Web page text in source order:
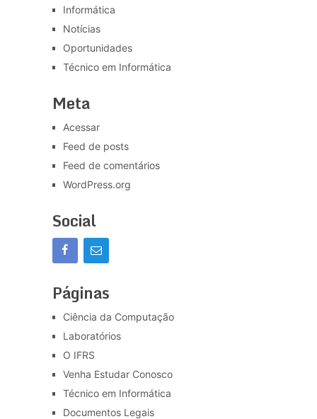
Informática
Notícias
Oportunidades
Técnico em Informática
Meta
Acessar
Feed de posts
Feed de comentários
WordPress.org
Social
Páginas
Ciência da Computação
Laboratórios
O IFRS
Venha Estudar Conosco
Técnico em Informática
Documentos Legais